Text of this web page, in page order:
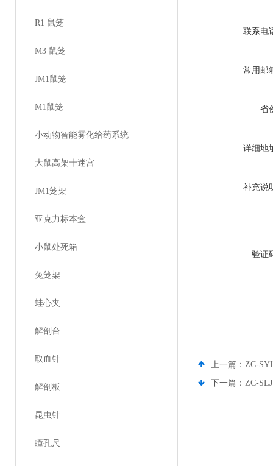
R1 鼠笼
M3 鼠笼
JM1鼠笼
M1鼠笼
小动物智能雾化给药系统
大鼠高架十迷宫
JM1笼架
亚克力标本盒
小鼠处死箱
兔笼架
蛙心夹
解剖台
取血针
解剖板
昆虫针
瞳孔尺
联系电
常用邮
省
详细地
补充说
验证
上一篇： ZC-
下一篇： ZC-